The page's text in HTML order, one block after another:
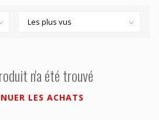
n'a été trouvé
LES ACHATS